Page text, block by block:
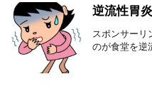
逆流性胃
スポンサーリ
のが食堂を逆